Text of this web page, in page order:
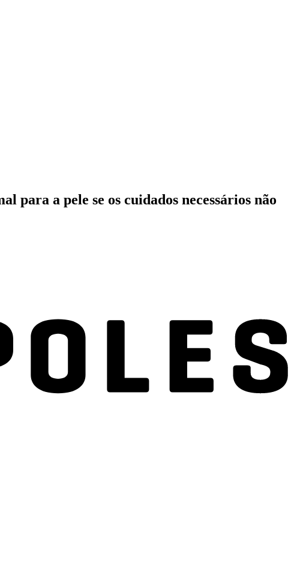
para a pele se os cuidados necessários não